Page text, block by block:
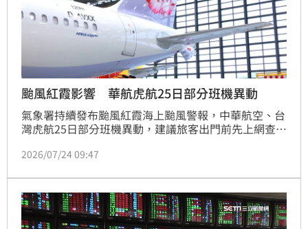
颱風紅霞影響 華航虎航25日部分班機異動
氣象署持續發布颱風紅霞海上颱風警報，中華航空、台
灣虎航25日部分班機異動，建議旅客出門前先上網查詢
2026/07/24 09:47